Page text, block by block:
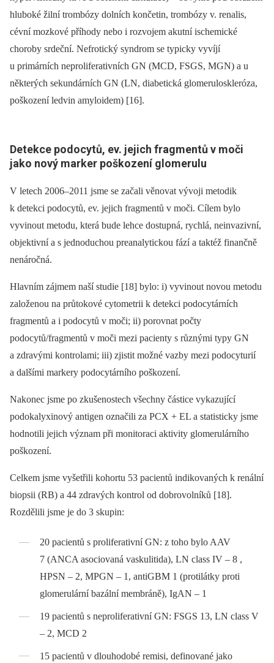
hluboké žilní trombózy dolních končetin, trombózy v. renalis,
cévní mozkové příhody nebo i rozvojem akutní ischemické
choroby srdeční. Nefrotický syndrom se typicky vyvíjí
u primárních neproliferativních GN (MCD, FSGS, MGN) a u
některých sekundárních GN (LN, diabetická glomeruloskleróza,
poškození ledvin amyloidem) [16].
Detekce podocytů, ev. jejich fragmentů v moči
jako nový marker poškození glomerulu
V letech 2006–2011 jsme se začali věnovat vývoji metodik
k detekci podocytů, ev. jejich fragmentů v moči. Cílem bylo
vyvinout metodu, která bude lehce dostupná, rychlá, neinvazivní,
objektivní a s jednoduchou preanalytickou fází a taktéž finančně
nenáročná.
Hlavním zájmem naší studie [18] bylo: i) vyvinout novou metodu
založenou na průtokové cytometrii k detekci podocytárních
fragmentů a i podocytů v moči; ii) porovnat počty
podocytů/fragmentů v moči mezi pacienty s různými typy GN
a zdravými kontrolami; iii) zjistit možné vazby mezi podocyturií
a dalšími markery podocytárního poškození.
Nakonec jsme po zkušenostech všechny částice vykazující
podokalyxinový antigen označili za PCX + EL a statisticky jsme
hodnotili jejich význam při monitoraci aktivity glomerulárního
poškození.
Celkem jsme vyšetřili kohortu 53 pacientů indikovaných k renální
biopsii (RB) a 44 zdravých kontrol od dobrovolníků [18].
Rozdělili jsme je do 3 skupin:
20 pacientů s proliferativní GN: z toho bylo AAV
7 (ANCA asociovaná vaskulitida), LN class IV –⁠ 8 ,
HPSN –⁠ 2, MPGN –⁠ 1, antiGBM 1 (protilátky proti
glomerulární bazální membráně), IgAN –⁠ 1
19 pacientů s neproliferativní GN: FSGS 13, LN class V
–⁠ 2, MCD 2
15 pacientů v dlouhodobé remisi, definované jako